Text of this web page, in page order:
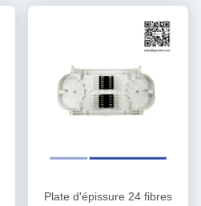
Plate d'épissure 24 fibres